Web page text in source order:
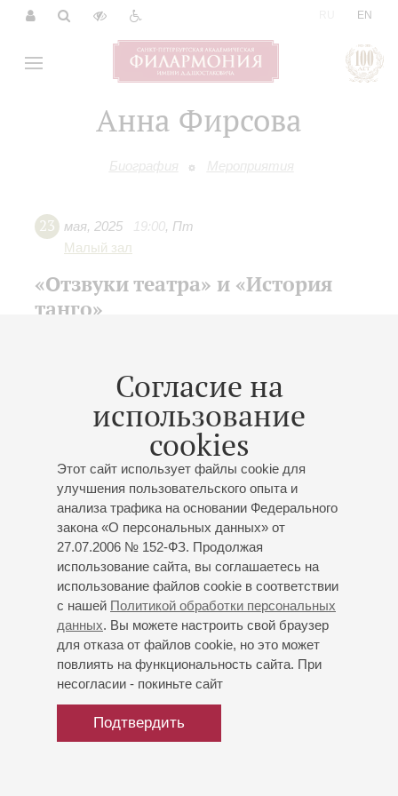
EN
Анна Фирсова
Биография Мероприятия
Согласие на
использование
cookies
Этот сайт использует файлы cookie для
улучшения пользовательского опыта и
анализа трафика на основании Федерального
закона «О персональных данных» от
27.07.2006 № 152-ФЗ. Продолжая
использование сайта, вы соглашаетесь на
использование файлов cookie в соответствии
с нашей Политикой обработки персональных
данных. Вы можете настроить свой браузер
для отказа от файлов cookie, но это может
повлиять на функциональность сайта. При
несогласии - покиньте сайт
Подтвердить
23 мая, 2025 19:00, Пт
Малый зал
«Отзвуки театра» и «История
танго»
Дарья Маркина (аккордеон)
Анна Фирсова (скрипка)
Михаил Щетенко
(кларнет)
(фортепиано)
Данила Жадаев
- баян
: «Отзвуки театра», фрагменты из
Рахманинов-Уайлд
: «Не пой, красавица, при
мне»;Нестерова: «Шабаш» из сюты по сказу
Бажова «Синюшкин колодец»;Петров
музыки к спектаклю «О. Генри»;Стравинский
из «Истории солдата»;Мирончук : «Джаз-рок
партита» (II часть);Шнитке: «Пантомима» из
«Сюиты в старинном стиле»;Войцешко: "Sull'argine";
Шостакович: Танго из балета «Золотой век»;
Пьяццолла: «Зима» из цикла «Времена года в
Буэнос-Айресе», «Банджо», танго, "Yo soy Maria";
Эрмоса: «Анантанго»;Зубицкий
Пьяццолле»